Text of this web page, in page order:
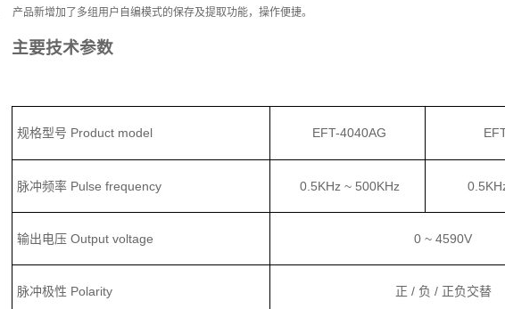
产品新增加了多组用户自编模式的保存及提取功能，操作便捷。
主要技术参数
规格型号 Product model EFT-4040AG
脉冲频率 Pulse frequency 0.5KHz ~ 500KHz
输出电压 Output voltage 0 ~ 4590V
脉冲极性 Polarity 正 / 负 / 正负交替